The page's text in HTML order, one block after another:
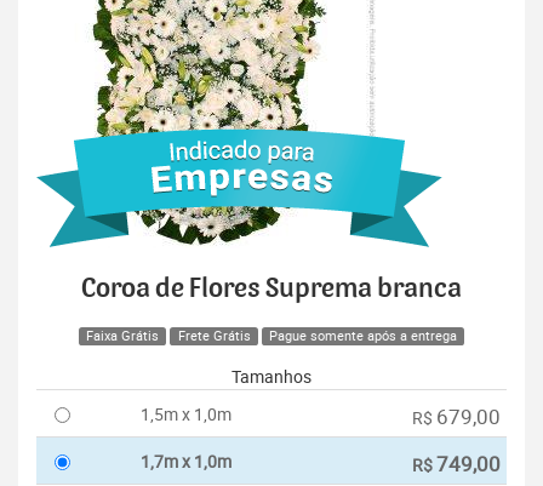
Coroa de Flores Suprema branca
Faixa Grátis Frete Grátis Pague somente após a entrega
Tamanhos
1,5m x 1,0m
R$ 679,00
1,7m x 1,0m R$749,00